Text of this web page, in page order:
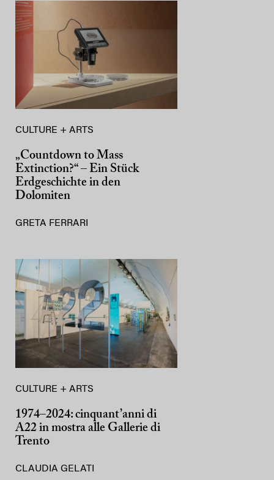
CULTURE + ARTS
„Countdown to Mass
Extinction?“ – Ein Stück
Erdgeschichte in den
Dolomiten
GRETA FERRARI
CULTURE + ARTS
1974–2024: cinquant’anni di
A22 in mostra alle Gallerie di
Trento
CLAUDIA GELATI